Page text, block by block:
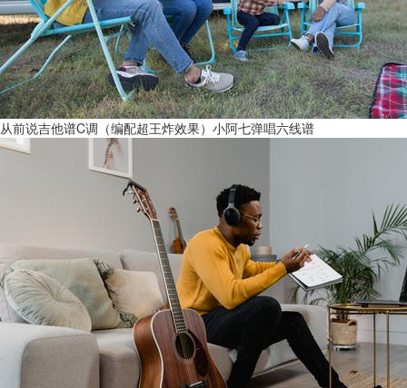
从前说吉他谱C调（编配超王炸效果）小阿七弹唱六线谱